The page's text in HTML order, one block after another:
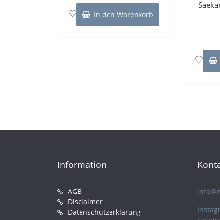
5
In den Warenkorb
Information
AGB
Disclaimer
Datenschutzerklärung